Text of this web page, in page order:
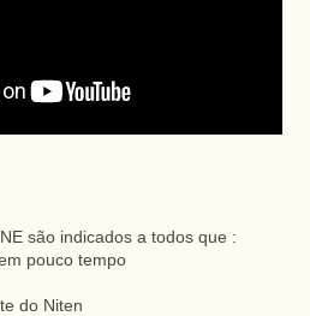
são indicados a todos que :
pouco tempo
do Niten